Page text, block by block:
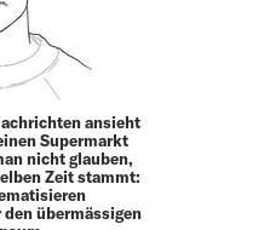
ansieht
Supermarkt
nicht glauben,
Zeit stammt:
übermässigen